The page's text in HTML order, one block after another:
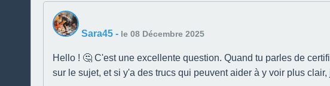
Sara45 - le 08 Décembre 2025
Hello ! 🤔 C'est une excellente question. Quand tu parles de
sur le sujet, et si y'a des trucs qui peuvent aider à y voir plus